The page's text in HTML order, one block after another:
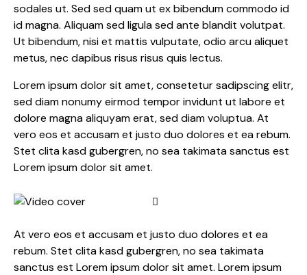
sodales ut. Sed sed quam ut ex bibendum commodo id
id magna. Aliquam sed ligula sed ante blandit volutpat.
Ut bibendum, nisi et mattis vulputate, odio arcu aliquet
metus, nec dapibus risus risus quis lectus.
Lorem ipsum dolor sit amet, consetetur sadipscing elitr,
sed diam nonumy eirmod tempor invidunt ut labore et
dolore magna aliquyam erat, sed diam voluptua. At
vero eos et accusam et justo duo dolores et ea rebum.
Stet clita kasd gubergren, no sea takimata sanctus est
Lorem ipsum dolor sit amet.
At vero eos et accusam et justo duo dolores et ea
rebum. Stet clita kasd gubergren, no sea takimata
sanctus est Lorem ipsum dolor sit amet. Lorem ipsum